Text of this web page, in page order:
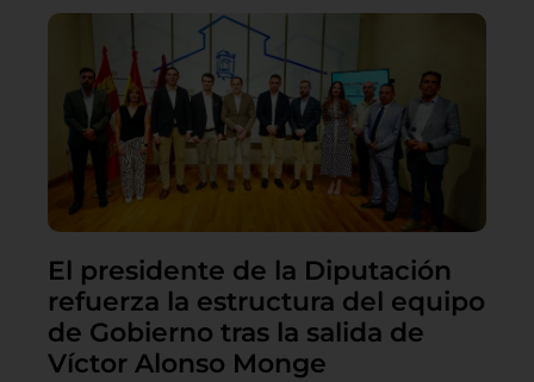
El presidente de la Diputación
refuerza la estructura del equipo
de Gobierno tras la salida de
Víctor Alonso Monge